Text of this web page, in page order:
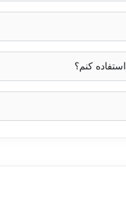
زاویه دید گسترده و مقاومت
کنم؟